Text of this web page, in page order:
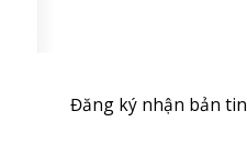
Đăng ký nhận bản tin